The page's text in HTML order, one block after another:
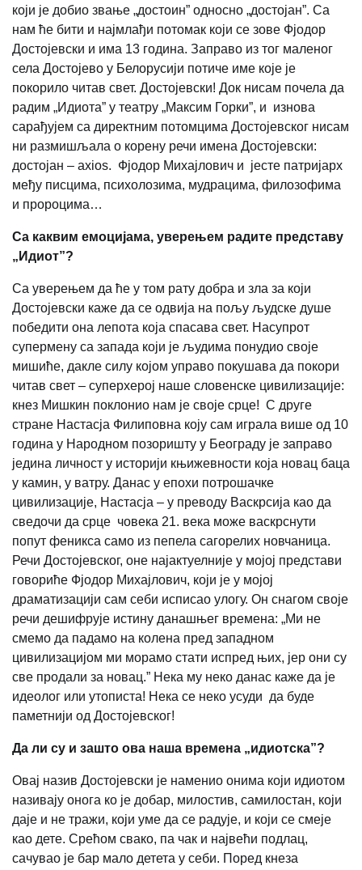
који је добио звање „достоин” односно „достојан”. Са
нам ће бити и најмлађи потомак који се зове Фјодор
Достојевски и има 13 година. Заправо из тог маленог
села Достојево у Белорусији потиче име које је
покорило читав свет. Достојевски! Док нисам почела да
радим „Идиота” у театру „Максим Горки”, и изнова
сарађујем са директним потомцима Достојевског нисам
ни размишљала о корену речи имена Достојевски:
достојан – аxios. Фјодор Михајлович и јесте патријарх
међу писцима, психолозима, мудрацима, филозофима
и пророцима…
Са каквим емоцијама, уверењем радите представу
„Идиот”?
Са уверењем да ће у том рату добра и зла за који
Достојевски каже да се одвија на пољу људске душе
победити она лепота која спасава свет. Насупрот
супермену са запада који је људима понудио своје
мишиће, дакле силу којом управо покушава да покори
читав свет – суперхерој наше словенске цивилизације:
кнез Мишкин поклонио нам је своје срце! С друге
стране Настасја Филиповна коју сам играла више од 10
година у Народном позоришту у Београду је заправо
једина личност у историји књижевности која новац баца
у камин, у ватру. Данас у епохи потрошачке
цивилизације, Настасја – у преводу Васкрсија као да
сведочи да срце човека 21. века може васкрснути
попут феникса само из пепела сагорелих новчаница.
Речи Достојевског, оне најактуелније у мојој представи
говориће Фјодор Михајлович, који је у мојој
драматизацији сам себи исписао улогу. Он снагом своје
речи дешифрује истину данашњег времена: „Ми не
смемо да падамо на колена пред западном
цивилизацијом ми морамо стати испред њих, јер они су
све продали за новац.” Нека му неко данас каже да је
идеолог или утописта! Нека се неко усуди да буде
паметнији од Достојевског!
Да ли су и зашто ова наша времена „идиотска”?
Овај назив Достојевски је наменио онима који идиотом
називају онога ко је добар, милостив, самилостан, који
даје и не тражи, који уме да се радује, и који се смеје
као дете. Срећом свако, па чак и највећи подлац,
сачувао је бар мало детета у себи. Поред кнеза